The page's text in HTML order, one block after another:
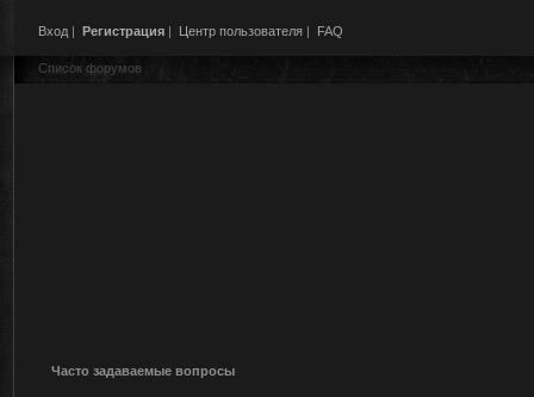
Вход | Регистрация | Центр пользователя | FAQ
Список форумов
Часто задаваемые вопросы